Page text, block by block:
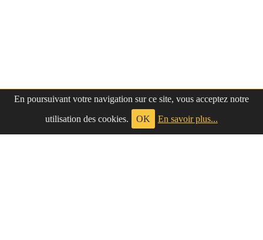
En poursuivant votre navigation sur ce site, vous acceptez notre
utilisation des cookies.
OK En savoir plus...